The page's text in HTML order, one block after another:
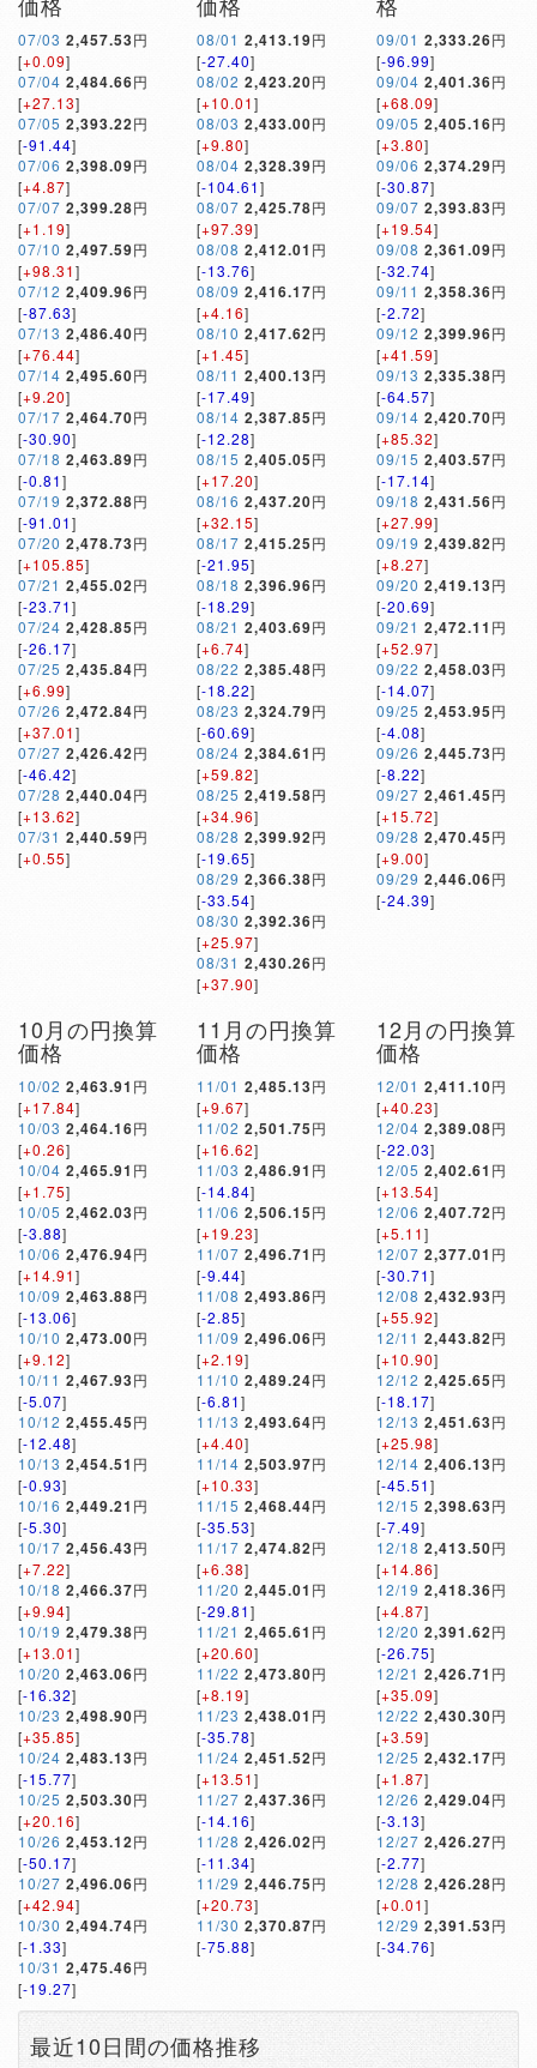
07/03 2,457.53円
[+0.09]
07/04 2,484.66円
[+27.13]
07/05 2,393.22円
[-91.44]
07/06 2,398.09円
[+4.87]
07/07 2,399.28円
[+1.19]
07/10 2,497.59円
[+98.31]
07/12 2,409.96円
[-87.63]
07/13 2,486.40円
[+76.44]
07/14 2,495.60円
[+9.20]
07/17 2,464.70円
[-30.90]
07/18 2,463.89円
[-0.81]
07/19 2,372.88円
[-91.01]
07/20 2,478.73円
[+105.85]
07/21 2,455.02円
[-23.71]
07/24 2,428.85円
[-26.17]
07/25 2,435.84円
[+6.99]
07/26 2,472.84円
[+37.01]
07/27 2,426.42円
[-46.42]
07/28 2,440.04円
[+13.62]
07/31 2,440.59円
[+0.55]
08/01 2,413.19円
[-27.40]
08/02 2,423.20円
[+10.01]
08/03 2,433.00円
[+9.80]
08/04 2,328.39円
[-104.61]
08/07 2,425.78円
[+97.39]
08/08 2,412.01 円
[-13.76]
08/09 2,416.17円
[+4.16]
08/10 2,417.62円
[+1.45]
08/11 2,400.13円
[-17.49]
08/14 2,387.85円
[-12.28]
08/15 2,405.05円
[+17.20]
08/16 2,437.20円
[+32.15]
08/17 2,415.25円
[-21.95]
08/18 2,396.96円
[-18.29]
08/21 2,403.69円
[+6.74]
08/22 2,385.48円
[-18.22]
08/23 2,324.79円
[-60.69]
08/24 2,384.61 円
[+59.82]
08/25 2,419.58円
[+34.96]
08/28 2,399.92円
[-19.65]
08/29 2,366.38円
[-33.54]
08/30 2,392.36円
[+25.97]
08/31 2,430.26円
[+37.90]
09/01 2,333.26円
[-96.99]
09/04 2,401.36円
[+68.09]
09/05 2,405.16円
[+3.80]
09/06 2,374.29円
[-30.87]
09/07 2,393.83円
[+19.54]
09/08 2,361.09円
[-32.74]
09/11 2,358.36円
[-2.72]
09/12 2,399.96円
[+41.59]
09/13 2,335.38円
[-64.57]
09/14 2,420.70円
[+85.32]
09/15 2,403.57円
[-17.14]
09/18 2,431.56円
[+27.99]
09/19 2,439.82円
[+8.27]
09/20 2,419.13円
[-20.69]
09/21 2,472.11 円
[+52.97]
09/22 2,458.03円
[-14.07]
09/25 2,453.95円
[-4.08]
09/26 2,445.73円
[-8.22]
09/27 2,461.45円
[+15.72]
09/28 2,470.45円
[+9.00]
09/29 2,446.06円
[-24.39]
10月の円換算
価格
10/02 2,463.91 円
[+17.84]
10/03 2,464.16円
[+0.26]
10/04 2,465.91 円
[+1.75]
10/05 2,462.03円
[-3.88]
10/06 2,476.94円
[+14.91]
10/09 2,463.88円
[-13.06]
10/10 2,473.00円
[+9.12]
10/11 2,467.93円
[-5.07]
10/12 2,455.45円
[-12.48]
10/13 2,454.51 円
[-0.93]
10/16 2,449.21 円
[-5.30]
10/17 2,456.43円
[+7.22]
10/18 2,466.37円
[+9.94]
10/19 2,479.38円
[+13.01]
10/20 2,463.06円
[-16.32]
10/23 2,498.90円
[+35.85]
10/24 2,483.13円
[-15.77]
10/25 2,503.30円
[+20.16]
10/26 2,453.12円
[-50.17]
10/27 2,496.06円
[+42.94]
10/30 2,494.74円
[-1.33]
10/31 2,475.46円
[-19.27]
11月の円換算
価格
11/01 2,485.13円
[+9.67]
11/02 2,501.75円
[+16.62]
11/03 2,486.91 円
[-14.84]
11/06 2,506.15円
[+19.23]
11/07 2,496.71 円
[-9.44]
11/08 2,493.86円
[-2.85]
11/09 2,496.06円
[+2.19]
11/10 2,489.24円
[-6.81]
11/13 2,493.64円
[+4.40]
11/14 2,503.97円
[+10.33]
11/15 2,468.44円
[-35.53]
11/17 2,474.82円
[+6.38]
11/20 2,445.01 円
[-29.81]
11/21 2,465.61 円
[+20.60]
11/22 2,473.80円
[+8.19]
11/23 2,438.01 円
[-35.78]
11/24 2,451.52円
[+13.51]
11/27 2,437.36円
[-14.16]
11/28 2,426.02円
[-11.34]
11/29 2,446.75円
[+20.73]
11/30 2,370.87円
[-75.88]
12月の円換算
価格
12/01 2,411.10円
[+40.23]
12/04 2,389.08円
[-22.03]
12/05 2,402.61 円
[+13.54]
12/06 2,407.72円
[+5.11]
12/07 2,377.01 円
[-30.71]
12/08 2,432.93円
[+55.92]
12/11 2,443.82円
[+10.90]
12/12 2,425.65円
[-18.17]
12/13 2,451.63円
[+25.98]
12/14 2,406.13円
[-45.51]
12/15 2,398.63円
[-7.49]
12/18 2,413.50円
[+14.86]
12/19 2,418.36円
[+4.87]
12/20 2,391.62円
[-26.75]
12/21 2,426.71 円
[+35.09]
12/22 2,430.30円
[+3.59]
12/25 2,432.17円
[+1.87]
12/26 2,429.04円
[-3.13]
12/27 2,426.27円
[-2.77]
12/28 2,426.28円
[+0.01]
12/29 2,391.53円
[-34.76]
最近10日間の価格推移